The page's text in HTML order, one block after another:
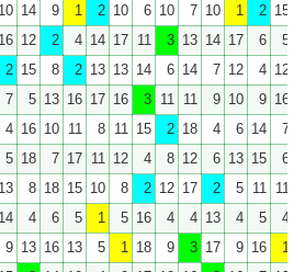
10 14 9 1 2 10 6 10 7 10 1 2 15
16 12 2 4 14 17 11 3 13 14 17 6 5
2 15 8 2 13 13 14 6 14 7 12 4 12
7 5 13 16 17 16 3 11 11 9 10 9 16
4 16 10 11 8 11 15 2 18 4 6 14 7
5 18 7 17 11 12 4 8 12 6 13 15
6
13 8 18 15 10 8 2 12 17 2 5 11
11
14 4 6 5 1 5 16 4 4 13 4 5
4
9 13 16 13 5 1 18 9 3 17 9 16
1